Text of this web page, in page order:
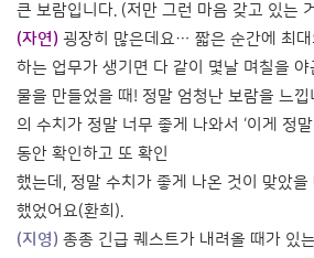
큰 보람입니다. (저만 그런 마음 갖고 있는
(자연) 굉장히 많은데요… 짧은 순간에 최
하는 업무가 생기면 다 같이 몇날 며칠을
물을 만들었을 때! 정말 엄청난 보람을 느낍
의 수치가 정말 너무 좋게 나와서 ‘이게 정
동안 확인하고 또 확인
했는데, 정말 수치가 좋게 나온 것이 맞았을
했었어요(환희).
(지영) 종종 긴급 퀘스트가 내려올 때가 있